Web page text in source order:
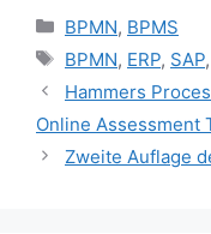
Kategorien
BPMN, BPMS
Schlagwörter
BPMN, ERP, SAP,
Hammers
Online Assessment
Zweite Auflage